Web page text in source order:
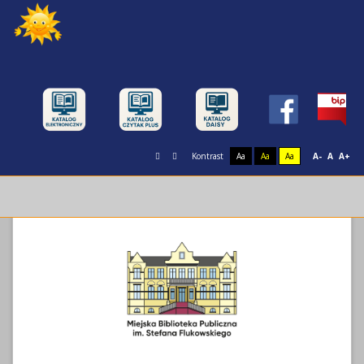
Kontrast Aa Aa Aa A- A A+
Miejska Biblioteka Publiczna im. Stefana